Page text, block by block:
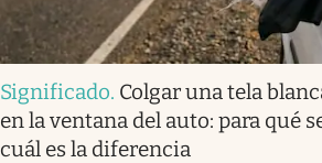
Significado. Colgar una tela
en la ventana del auto: para qué
cuál es la diferencia